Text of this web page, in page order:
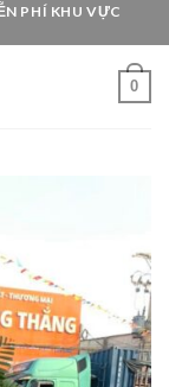
PHÍ KHU VỰC
0